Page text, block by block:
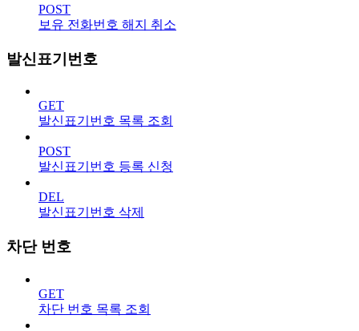
POST
보유 전화번호 해지 취소
발신표기번호
GET
발신표기번호 목록 조회
POST
발신표기번호 등록 신청
DEL
발신표기번호 삭제
차단 번호
GET
차단 번호 목록 조회